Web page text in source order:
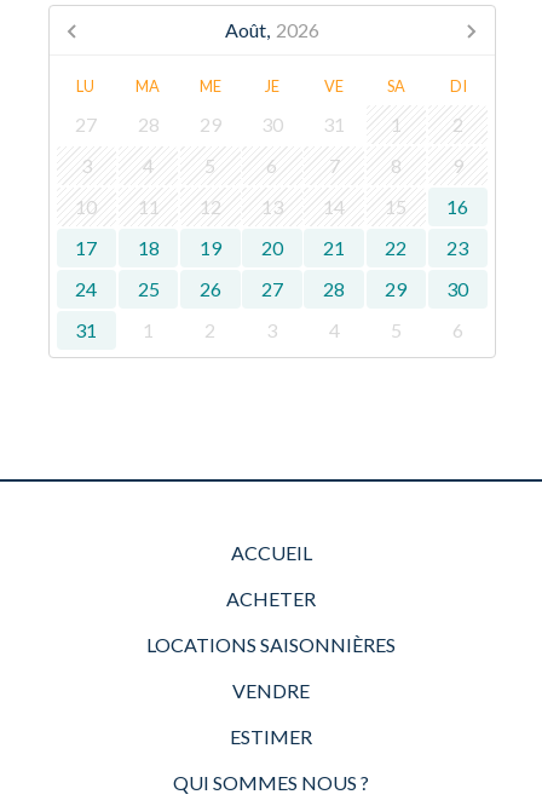
Août, 2026
LU MA ME JE VE SA DI
27 28 29 30 31 1
2
3
4 5 6 7 8
9
10
11 12 13 14 15
16
17
18 19 20 21 22
23
24
25 26 27 28 29
30
31
1 2 3 4 5 6
ACCUEIL
ACHETER
LOCATIONS SAISONNIÈRES
VENDRE
ESTIMER
QUI SOMMES NOUS ?